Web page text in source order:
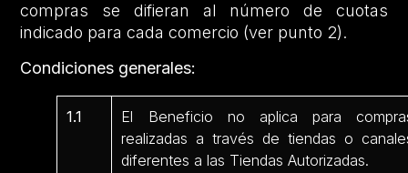
compras se difieran al número de cuotas
indicado para cada comercio (ver punto 2).
Condiciones generales:
1.1
El Beneficio no aplica para
realizadas a través de tiendas o
diferentes a las Tiendas Autorizadas.